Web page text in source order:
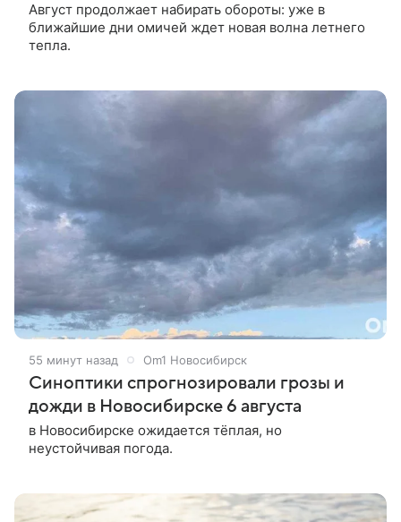
Август продолжает набирать обороты: уже в
ближайшие дни омичей ждет новая волна летнего
тепла.
55 минут назад Om1 Новосибирск
Синоптики спрогнозировали грозы и
дожди в Новосибирске 6 августа
в Новосибирске ожидается тёплая, но
неустойчивая погода.